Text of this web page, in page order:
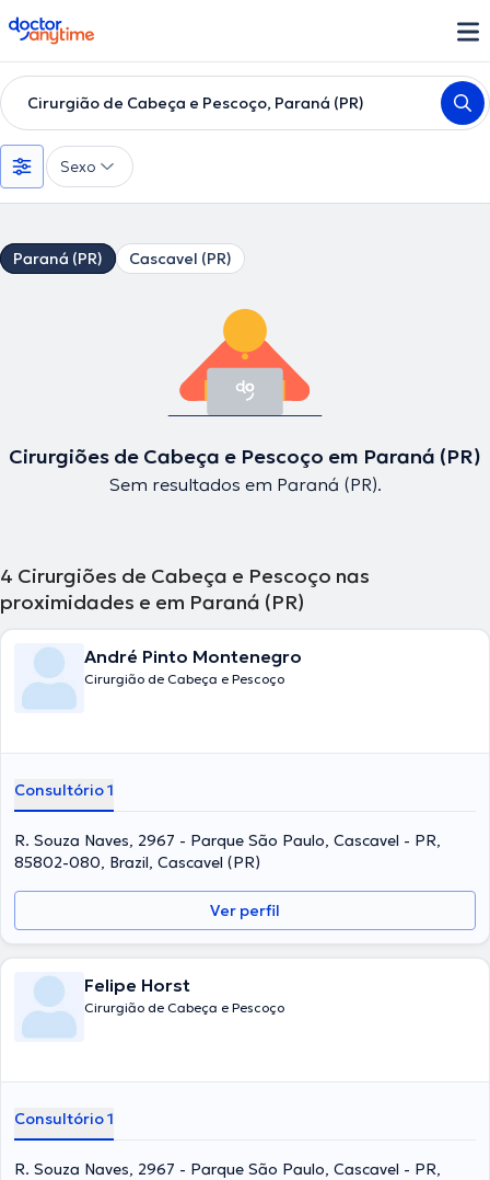
doctoranytime
Cirurgião de Cabeça e Pescoço, Paraná (PR)
Sexo
Paraná (PR) Cascavel (PR)
Cirurgiões de Cabeça e Pescoço em Paraná (PR)
Sem resultados em Paraná (PR).
4 Cirurgiões de Cabeça e Pescoço nas
proximidades e em Paraná (PR)
André Pinto Montenegro
Cirurgião de Cabeça e Pescoço
Consultório 1
R. Souza Naves, 2967 - Parque São Paulo, Cascavel - PR,
85802-080, Brazil, Cascavel (PR)
Ver perfil
Felipe Horst
Cirurgião de Cabeça e Pescoço
Consultório 1
R. Souza Naves, 2967 - Parque São Paulo, Cascavel - PR,